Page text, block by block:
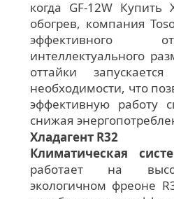
когда GF-12W Купить
обогрев, компания
эффективного
интеллектуального
оттайки
необходимости, что
эффективную работу
снижая
Хладагент R32
Климатическая
работает на
экологичном фреоне